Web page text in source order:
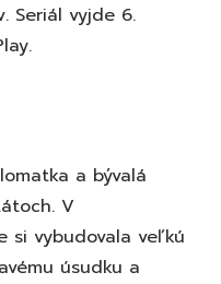
Seriál vyjde 6.
a bývalá
V
si vybudovala veľkú
úsudku a